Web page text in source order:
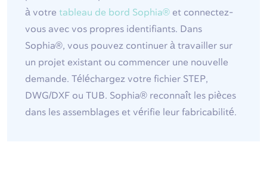
à votre tableau de bord Sophia® et connectez-
vous avec vos propres identifiants. Dans
Sophia®, vous pouvez continuer à travailler sur
un projet existant ou commencer une nouvelle
demande. Téléchargez votre fichier STEP,
DWG/DXF ou TUB. Sophia® reconnaît les pièces
dans les assemblages et vérifie leur fabricabilité.